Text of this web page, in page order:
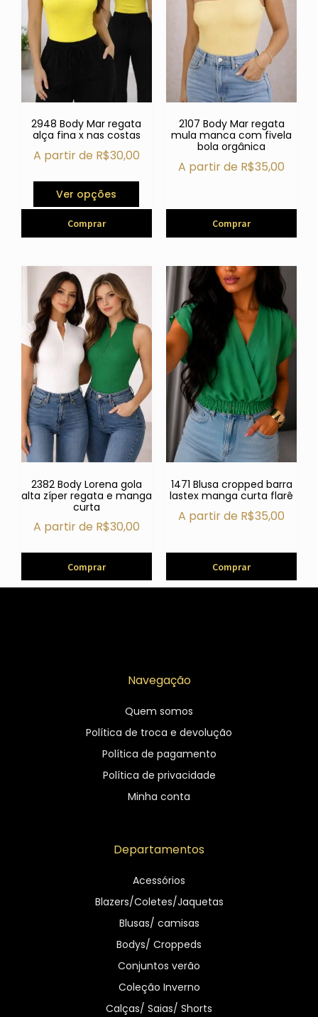
2948 Body Mar regata
alça fina x nas costas
A partir de R$30,00
Ver opções
Comprar
2107 Body Mar regata
mula manca com fivela
bola orgânica
A partir de R$35,00
Comprar
2382 Body Lorena gola
alta zíper regata e manga
curta
A partir de R$30,00
Comprar
1471 Blusa cropped barra
lastex manga curta flarê
A partir de R$35,00
Comprar
Navegação
Quem somos
Política de troca e devolução
Política de pagamento
Política de privacidade
Minha conta
Departamentos
Acessórios
Blazers/Coletes/Jaquetas
Blusas/ camisas
Bodys/ Croppeds
Conjuntos verão
Coleção Inverno
Calças/ Saias/ Shorts